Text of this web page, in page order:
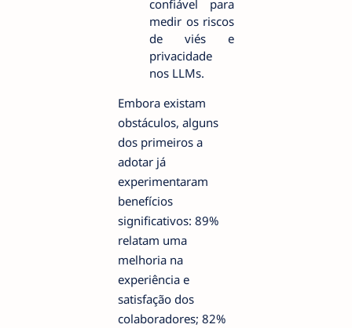
confiável para
medir os riscos
de viés e
privacidade
nos LLMs.
Embora existam
obstáculos, alguns
dos primeiros a
adotar já
experimentaram
benefícios
significativos: 89%
relatam uma
melhoria na
experiência e
satisfação dos
colaboradores; 82%